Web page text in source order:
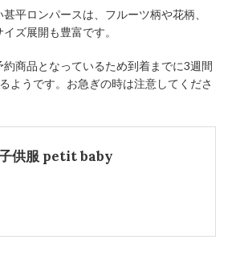
平ロンパースは、フルーツ柄や花柄、
ズ展開も豊富です。
商品となっているため到着までに3週間
ようです。お急ぎの時は注意してくださ
子供服 petit baby